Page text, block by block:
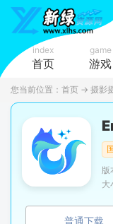
index
首页
game
游戏
您当前位置： 首页 → 摄影
版
大
普通下载